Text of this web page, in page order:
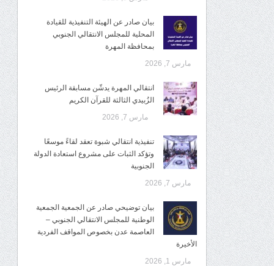
بيان صادر عن الهيئة التنفيذية للقيادة
المحلية للمجلس الانتقالي الجنوبي
بمحافظة المهرة
مارس 7, 2026
انتقالي المهرة يدشّن مسابقة الرئيس
الزُبيدي الثالثة للقرآن الكريم
مارس 7, 2026
تنفيذية انتقالي شبوة تعقد لقاءً موسعًا
وتؤكد الثبات على مشروع استعادة الدولة
الجنوبية
مارس 7, 2026
بيان توضيحي صادر عن الجمعية الجمعية
الوطنية للمجلس الانتقالي الجنوبي –
العاصمة عدن بخصوص المواقف الفردية
الأخيرة
مارس 1, 2026